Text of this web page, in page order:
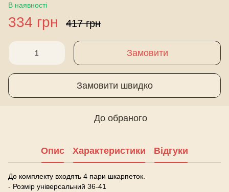
В наявності
334 грн 417 грн
Замовити
Замовити швидко
До обраного
Опис Характеристики Відгуки
До комплекту входять 4 пари шкарпеток.
- Розмір універсальний 36-41